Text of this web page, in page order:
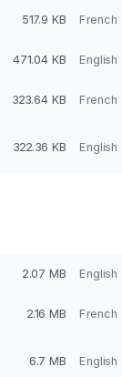
517.9 KB French
471.04 KB English
323.64 KB French
322.36 KB English
2.07 MB English
2.16 MB French
6.7 MB English